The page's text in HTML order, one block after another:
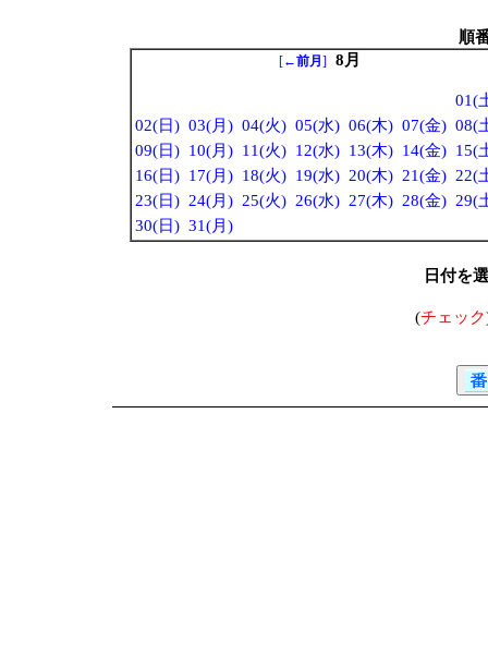
順
[←前月 ] 8月
01(
02(日) 03(月) 04(火) 05(水) 06(木) 07(金) 08(
09(日) 10(月) 11(火) 12(水) 13(木) 14(金) 15(
16(日) 17(月) 18(火) 19(水) 20(木) 21(金) 22(
23(日) 24(月) 25(火) 26(水) 27(木) 28(金) 29(
30(日) 31(月)
日付を
(チェック